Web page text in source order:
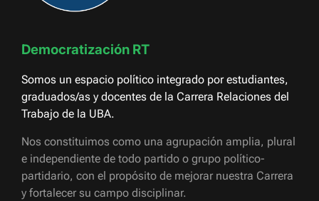
Democratización RT
Somos un espacio político integrado por estudiantes,
graduados/as y docentes de la Carrera Relaciones del
Trabajo de la UBA.
Nos constituimos como una agrupación amplia, plural
e independiente de todo partido o grupo político-
partidario, con el propósito de mejorar nuestra Carrera
y fortalecer su campo disciplinar.